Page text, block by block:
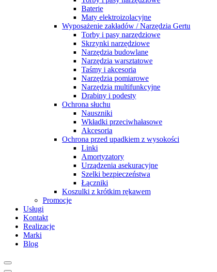
Baterie
Maty elektroizolacyjne
Wyposażenie zakładów / Narzędzia Gertu
Torby i pasy narzędziowe
Skrzynki narzędziowe
Narzędzia budowlane
Narzędzia warsztatowe
Taśmy i akcesoria
Narzędzia pomiarowe
Narzędzia multifunkcyjne
Drabiny i podesty
Ochrona słuchu
Nauszniki
Wkładki przeciwhałasowe
Akcesoria
Ochrona przed upadkiem z wysokości
Linki
Amortyzatory
Urządzenia asekuracyjne
Szelki bezpieczeństwa
Łączniki
Koszulki z krótkim rękawem
Promocje
Usługi
Kontakt
Realizacje
Marki
Blog